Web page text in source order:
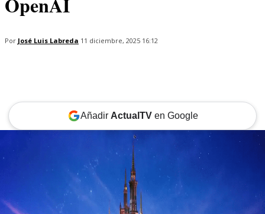
Por José Luis Labreda 11 diciembre, 2025 16:12
Añadir ActualTVen Google